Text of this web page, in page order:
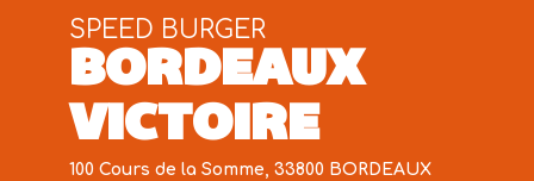
BORDEAUX
VICTOIRE
SPEED BURGER
100 Cours de la Somme, 33800 BORDEAUX